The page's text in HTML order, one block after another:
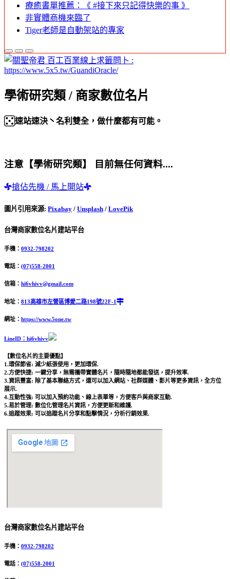
療癒書單推薦：《 #接下來只記得快樂的事 》
非實體商機來臨了
Tiger老師是自動架站的專家
學術研究類 / 商家數位名片
速站速決丶名利雙全，做什麼都有可能。
注意【學術研究類】 目前無任何資料....
搶佔先機 / 馬上開站
圖片引用來源: Pixabay / Unsplash / LovePik
台灣商家數位名片建站平台
手機： 0932-798202
電話： (07)558-2001
信箱： hi6vhivv@gmail.com
地址： 813高雄市左營區博愛二路198號22F-1
網址： https://www.5one.tw
LineID：hi6vhivv
【數位名片的主要優點】
1.環保節省: 減少紙張使用，更加環保.
2.方便快捷: 一鍵分享，無需攜帶實體名片，隨時隨地都能發送，提升效率.
3.資訊豐富: 除了基本聯絡方式，還可以加入網站、社群媒體、影片等更多資訊，全方位
展示.
4.互動性強: 可以加入預約功能、線上表單等，方便客戶與商家互動.
5.易於管理: 數位化管理名片資訊，方便更新和維護.
6.追蹤效果: 可以追蹤名片分享和點擊情況，分析行銷效果.
台灣商家數位名片建站平台
手機： 0932-798202
電話： (07)558-2001